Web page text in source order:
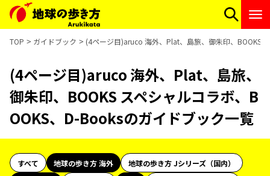
TOP ガイドブック (4ページ目)aruco 海外、Plat、島旅、御朱印、BOOKS
(4ページ目)aruco 海外、Plat、島旅、
御朱印、BOOKS スペシャルコラボ、B
OOKS、D-Booksのガイドブック一覧
すべて 地球の歩き方 海外
地球の歩き方 Jシリーズ（国内）